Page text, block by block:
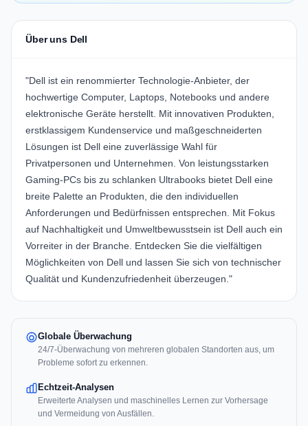
Über uns Dell
"Dell ist ein renommierter Technologie-Anbieter, der
hochwertige Computer, Laptops, Notebooks und andere
elektronische Geräte herstellt. Mit innovativen Produkten,
erstklassigem Kundenservice und maßgeschneiderten
Lösungen ist Dell eine zuverlässige Wahl für
Privatpersonen und Unternehmen. Von leistungsstarken
Gaming-PCs bis zu schlanken Ultrabooks bietet Dell eine
breite Palette an Produkten, die den individuellen
Anforderungen und Bedürfnissen entsprechen. Mit Fokus
auf Nachhaltigkeit und Umweltbewusstsein ist Dell auch ein
Vorreiter in der Branche. Entdecken Sie die vielfältigen
Möglichkeiten von Dell und lassen Sie sich von technischer
Qualität und Kundenzufriedenheit überzeugen."
Globale Überwachung
24/7-Überwachung von mehreren globalen Standorten aus, um
Probleme sofort zu erkennen.
Echtzeit-Analysen
Erweiterte Analysen und maschinelles Lernen zur Vorhersage
und Vermeidung von Ausfällen.